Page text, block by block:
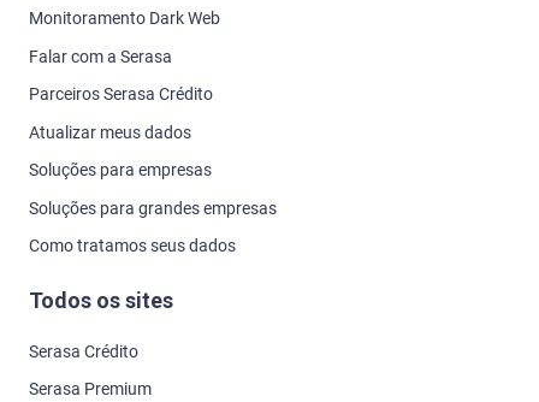
Monitoramento Dark Web
Falar com a Serasa
Parceiros Serasa Crédito
Atualizar meus dados
Soluções para empresas
Soluções para grandes empresas
Como tratamos seus dados
Todos os sites
Serasa Crédito
Serasa Premium